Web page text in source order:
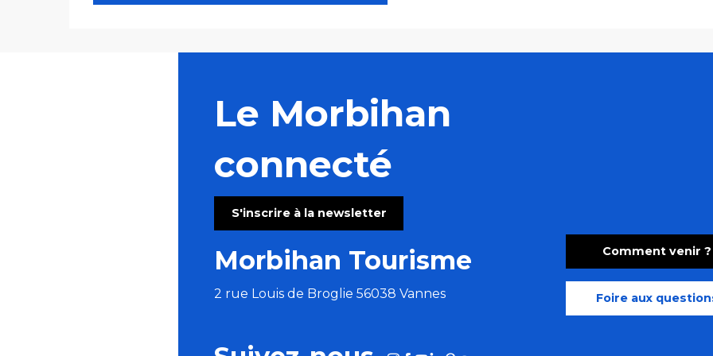
Le Morbihan
connecté
S'inscrire à la newsletter
Morbihan Tourisme
2 rue Louis de Broglie 56038 Vannes
Comment venir ?
Foire aux